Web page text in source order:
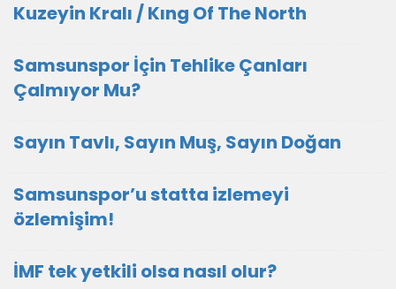
Kuzeyin Kralı / Kıng Of The North
Samsunspor İçin Tehlike Çanları
Çalmıyor Mu?
Sayın Tavlı, Sayın Muş, Sayın Doğan
Samsunspor’u statta izlemeyi
özlemişim!
İMF tek yetkili olsa nasıl olur?